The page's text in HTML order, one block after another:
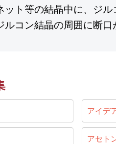
ット等の結晶中に、ジ
ルコン結晶の周囲に断口
アイデ
アセト